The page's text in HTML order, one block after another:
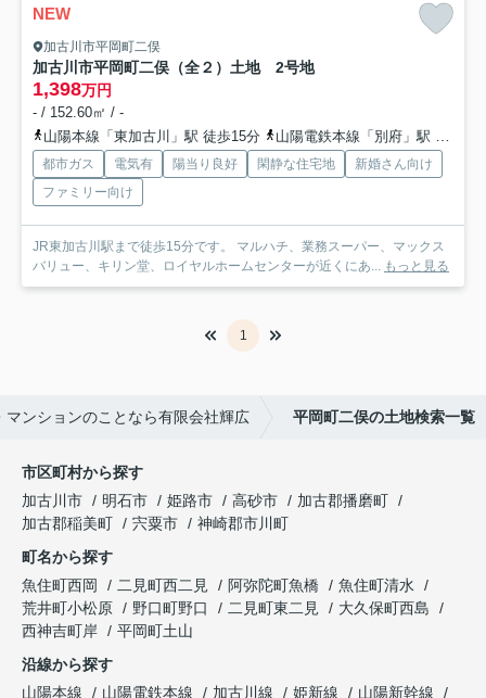
NEW
加古川市平岡町二俣
加古川市平岡町二俣（全２）土地 2号地
1,398万円
- / 152.60㎡ / -
山陽本線「東加古川」駅 徒歩15分
山陽電鉄本線「別府」駅 徒歩25分
都市ガス 電気有 陽当り良好 閑静な住宅地
新婚さん向け
ファミリー向け
JR東加古川駅まで徒歩15分です。 マルハチ、業務スーパー、マックス
バリュー、キリン堂、ロイヤルホームセンターが近くにあ... もっと見る
1
ンションのことなら有限会社輝広 平岡町二俣の土地検索一覧
市区町村から探す
加古川市
明石市 姫路市 高砂市
加古郡播磨町
加古郡稲美町
宍粟市
神崎郡市川町
町名から探す
魚住町西岡
二見町西二見 阿弥陀町魚橋
魚住町清水
荒井町小松原
野口町野口 二見町東二見
大久保町西島
西神吉町岸
平岡町土山
沿線から探す
山陽本線
山陽電鉄本線 加古川線 姫新線
山陽新幹線